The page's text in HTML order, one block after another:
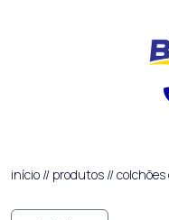
início // produtos //colchões